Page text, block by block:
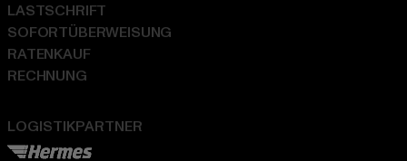
LOGISTIKPARTNER
LASTSCHRIFT
SOFORTÜBERWEISUNG
RATENKAUF
RECHNUNG